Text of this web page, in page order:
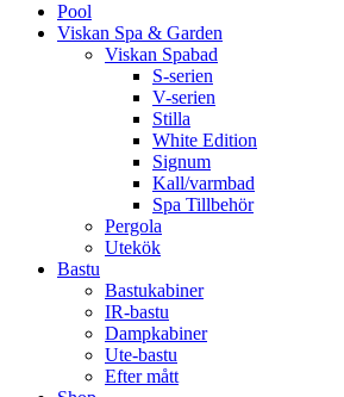
Pool
Viskan Spa & Garden
Viskan Spabad
S-serien
V-serien
Stilla
White Edition
Signum
Kall/varmbad
Spa Tillbehör
Pergola
Utekök
Bastu
Bastukabiner
IR-bastu
Dampkabiner
Ute-bastu
Efter mått